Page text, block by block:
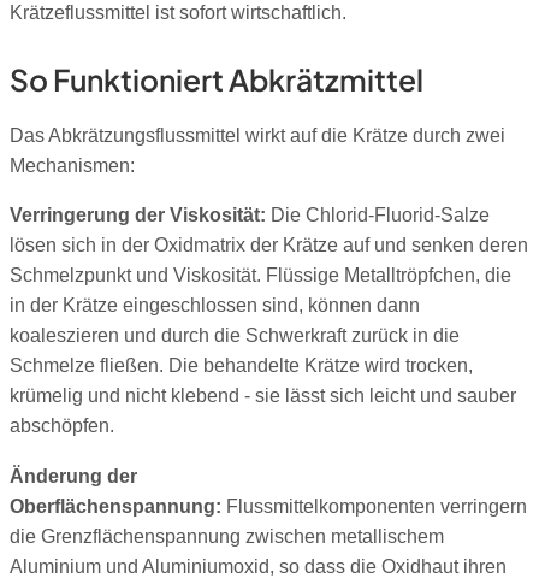
Krätzeflussmittel ist sofort wirtschaftlich.
So Funktioniert Abkrätzmittel
Das Abkrätzungsflussmittel wirkt auf die Krätze durch zwei
Mechanismen:
Verringerung der Viskosität: Die Chlorid-Fluorid-Salze
lösen sich in der Oxidmatrix der Krätze auf und senken deren
Schmelzpunkt und Viskosität. Flüssige Metalltröpfchen, die
in der Krätze eingeschlossen sind, können dann
koaleszieren und durch die Schwerkraft zurück in die
Schmelze fließen. Die behandelte Krätze wird trocken,
krümelig und nicht klebend - sie lässt sich leicht und sauber
abschöpfen.
Änderung der
Oberflächenspannung: Flussmittelkomponenten verringern
die Grenzflächenspannung zwischen metallischem
Aluminium und Aluminiumoxid, so dass die Oxidhaut ihren